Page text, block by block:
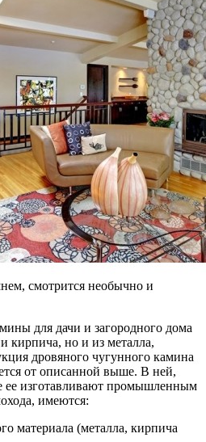
смотрится необычно и
для дачи и загородного дома
кирпича, но и из металла,
дровяного чугунного камина
от описанной выше. В ней,
ее изготавливают промышленным
имеются:
материала (металла, кирпича